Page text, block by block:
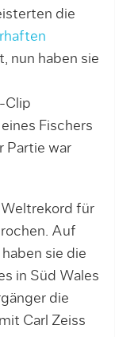
die
nun haben sie
Clip
Fischers
Partie war
Weltrekord für
Auf
sie die
in Süd Wales
die
Carl Zeiss